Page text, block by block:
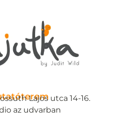
Lajos utca 14-16.
az udvarban